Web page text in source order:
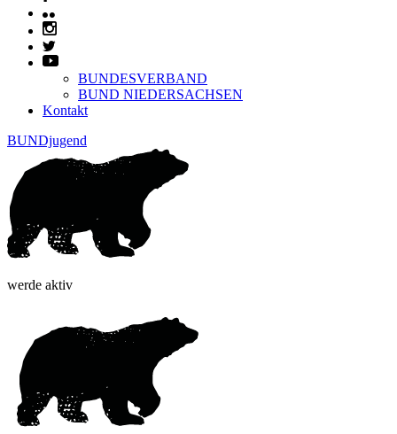
BUNDESVERBAND
BUND NIEDERSACHSEN
Kontakt
BUNDjugend
werde aktiv